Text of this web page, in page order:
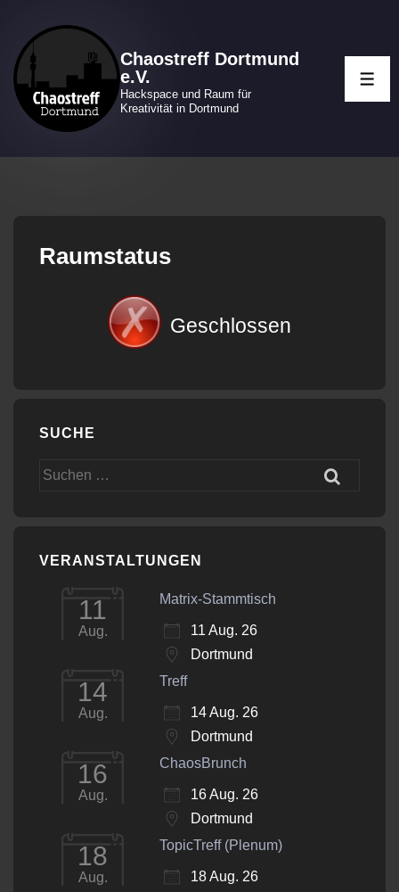
Inhalt
Chaostreff Dortmund
e.V.
Hackspace und Raum für
Kreativität in Dortmund
Raumstatus
Geschlossen
SUCHE
Suchen
VERANSTALTUNGEN
11
Aug.
Matrix-Stammtisch
11 Aug. 26
Dortmund
14
Aug.
Treff
14 Aug. 26
Dortmund
16
Aug.
ChaosBrunch
16 Aug. 26
Dortmund
18
Aug.
TopicTreff (Plenum)
18 Aug. 26